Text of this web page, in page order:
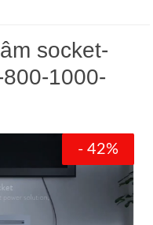
socket-
1000-
- 42%